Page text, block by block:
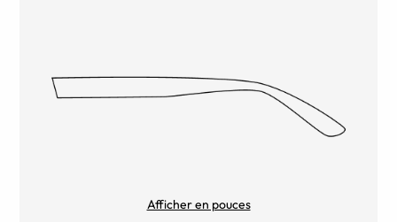
Afficher en pouces